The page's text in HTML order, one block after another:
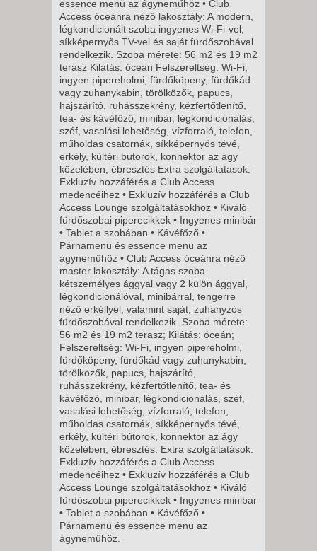
2026. DECEMBER 31.,
CSÜTÖRTÖK -
8 NAP / 7 ÉJSZAKA
2027. JANUÁR 04., HÉTFŐ -
8 NAP / 7 ÉJSZAKA
2027. JANUÁR 04., HÉTFŐ -
11 NAP / 10 ÉJSZAKA
2027. JANUÁR 07.,
CSÜTÖRTÖK -
5 NAP / 4 ÉJSZAKA
2027. JANUÁR 07.,
CSÜTÖRTÖK -
8 NAP / 7 ÉJSZAKA
2027. JANUÁR 11., HÉTFŐ -
8 NAP / 7 ÉJSZAKA
2027. JANUÁR 11., HÉTFŐ -
11 NAP / 10 ÉJSZAKA
2027. JANUÁR 14.,
CSÜTÖRTÖK -
8 NAP / 7 ÉJSZAKA
2027. JANUÁR 14.,
CSÜTÖRTÖK -
5 NAP / 4 ÉJSZAKA
2027. JANUÁR 18., HÉTFŐ -
8 NAP / 7 ÉJSZAKA
2027. JANUÁR 18., HÉTFŐ -
11 NAP / 10 ÉJSZAKA
2027. JANUÁR 21.,
CSÜTÖRTÖK -
8 NAP / 7 ÉJSZAKA
essence menü az ágyneműhöz • Club
Access óceánra néző lakosztály: A modern,
légkondicionált szoba ingyenes Wi-Fi-vel,
síkképernyős TV-vel és saját fürdőszobával
rendelkezik. Szoba mérete: 56 m2 és 19 m2
terasz Kilátás: óceán Felszereltség: Wi-Fi,
ingyen pipereholmi, fürdőköpeny, fürdőkád
vagy zuhanykabin, törölközők, papucs,
hajszárító, ruhásszekrény, kézfertőtlenítő,
tea- és kávéfőző, minibár, légkondicionálás,
széf, vasalási lehetőség, vízforraló, telefon,
műholdas csatornák, síkképernyős tévé,
erkély, kültéri bútorok, konnektor az ágy
közelében, ébresztés Extra szolgáltatások:
Exkluzív hozzáférés a Club Access
medencéihez • Exkluzív hozzáférés a Club
Access Lounge szolgáltatásokhoz • Kiváló
fürdőszobai piperecikkek • Ingyenes minibár
• Tablet a szobában • Kávéfőző •
Párnamenü és essence menü az
ágyneműhöz • Club Access óceánra néző
master lakosztály: A tágas szoba
kétszemélyes ággyal vagy 2 külön ággyal,
légkondicionálóval, minibárral, tengerre
néző erkéllyel, valamint saját, zuhanyzós
fürdőszobával rendelkezik. Szoba mérete:
56 m2 és 19 m2 terasz; Kilátás: óceán;
Felszereltség: Wi-Fi, ingyen pipereholmi,
fürdőköpeny, fürdőkád vagy zuhanykabin,
törölközők, papucs, hajszárító,
ruhásszekrény, kézfertőtlenítő, tea- és
kávéfőző, minibár, légkondicionálás, széf,
vasalási lehetőség, vízforraló, telefon,
műholdas csatornák, síkképernyős tévé,
erkély, kültéri bútorok, konnektor az ágy
közelében, ébresztés. Extra szolgáltatások:
Exkluzív hozzáférés a Club Access
medencéihez • Exkluzív hozzáférés a Club
Access Lounge szolgáltatásokhoz • Kiváló
fürdőszobai piperecikkek • Ingyenes minibár
• Tablet a szobában • Kávéfőző •
Párnamenü és essence menü az
ágyneműhöz.